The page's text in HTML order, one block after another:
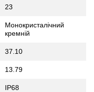
23
Монокристалічний
кремній
37.10
13.79
IP68